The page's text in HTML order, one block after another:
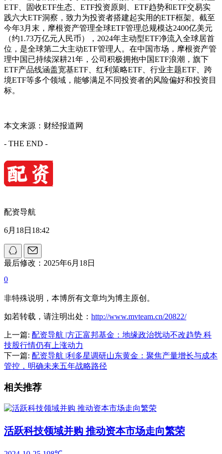
ETF、固收ETF生态、ETF投资原则、ETF趋势和ETF交易实
践六大ETF洞察，致力为投资者搭建起实用的ETF框架。截至
今年3月末，摩根资产管理全球ETF管理总规模达2400亿美元
（约1.73万亿元人民币），2024年主动型ETF净流入全球居首
位，是全球第二大主动ETF管理人。在中国市场，摩根资产管
理中国已持续深耕21年，公司积极拥抱中国ETF浪潮，旗下
ETF产品线涵盖宽基ETF、红利策略ETF、行业主题ETF、跨
境ETF等多个领域，能够满足不同投资者的风险偏好和投资目
标。
本文来源：财经报道网
- THE END -
配资导航
6月18日18:42
最后修改：2025年6月18日
0
非特殊说明，本博所有文章均为博主原创。
如若转载，请注明出处： http://www.mvteam.cn/20822/
上一篇: 配资导航 |方正富邦基金：地缘政治扰动不改趋势 科
技股行情仍有上涨动力
下一篇: 配资导航 |利多星调研山东黄金：聚焦产量增长与成本
管控，明确未来五年战略路径
相关推荐
活跃科技领域并购 推动资本市场走向繁荣